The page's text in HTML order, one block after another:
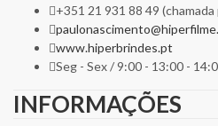
+351 21 931 88 49
www.hiperbrindes.pt
Seg - Sex / 9:00 - 13:00 -
INFORMAÇÕES